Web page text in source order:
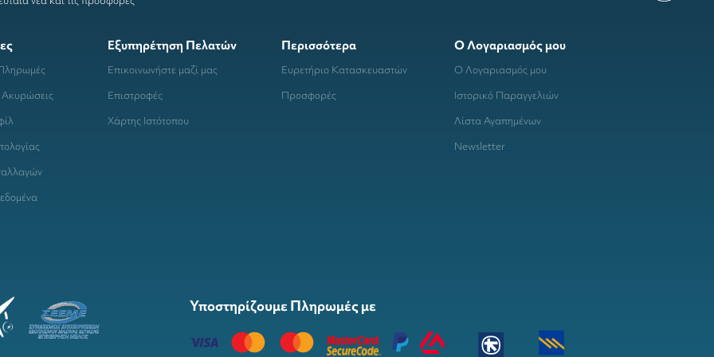
Ακυρώσεις
Εξυπηρέτηση Πελατών
Επικοινωνήστε μαζί μας
Επιστροφές
Χάρτης Ιστότοπου
Περισσότερα
Ευρετήριο Κατασκευαστών
Προσφορές
Ο Λογαριασμός μου
Ο Λογαριασμός μου
Ιστορικό Παραγγελιών
Λίστα Αγαπημένων
Newsletter
Υποστηρίζουμε Πληρωμές με